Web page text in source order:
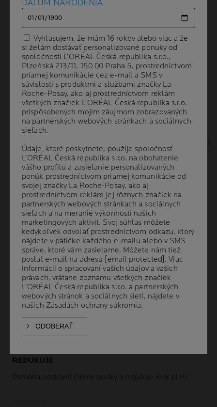
Ďalší panel
OBJEM Volume
200 ml
DERMATOLÓGMI
Intenzívne čistí mastnú pleť, hĺbkovo uvoľňuje
póry a odstraňuje nadbytočný kožný maz.
Pomáha odstraňovať pretrvávajúce
nedokonalosti pleti vrátane stôp po akné a
predchádzať ich opätovnému výskytu.
Pomáha odstrániť odumreté kožné bunky bez
podráždenia pleti.
PREUKÁZANÉ BENEFITY
REDUKUJE
Pomáha odstrániť čierne bodky a reguluje lesk pleti.
DÁTUM NARODENIA
Vyhlasujem, že mám 16 rokov alebo viac a že
si želám dostávať personalizované ponuky od
spoločnosti L’ORÉAL Česká republika s.r.o.,
Plzeňská 213/11, 150 00 Praha 5, prostredníctvom
priamej komunikácie cez e-mail a SMS v
súvislosti s produktmi a službami značky La
Roche-Posay, ako aj prostredníctvom reklám
všetkých značiek L’ORÉAL Česká republika s.r.o.
prispôsobených mojim záujmom zobrazovaných
na partnerských webových stránkach a sociálnych
sieťach.
Údaje, ktoré poskytnete, použije spoločnosť
L’ORÉAL Česká republika s.r.o. na obohatenie
vášho profilu a zasielanie personalizovaných
ponúk prostredníctvom priamej komunikácie od
svojej značky La Roche-Posay, ako aj
prostredníctvom reklám jej rôznych značiek na
partnerských webových stránkach a sociálnych
sieťach a na meranie výkonnosti našich
marketingových aktivít. Svoj súhlas môžete
kedykoľvek odvolať prostredníctvom odkazu, ktorý
nájdete v pätičke každého e-mailu alebo v SMS
správe, ktoré vám zasielame. Môžete nám tiež
poslať e-mail na adresu
[email protected] . Viac
informácií o spracovaní vašich údajov a vašich
právach, vrátane zoznamu všetkých značiek
L’ORÉAL Česká republika s.r.o. a partnerských
webových stránok a sociálnych sietí, nájdete v
našich Zásadách ochrany súkromia.
DÁTUM NARODENIA
Vyhlasujem, že mám 16 rokov alebo viac a že
si želám dostávať personalizované ponuky od
spoločnosti L’ORÉAL Česká republika s.r.o.,
Plzeňská 213/11, 150 00 Praha 5, prostredníctvom
priamej komunikácie cez e-mail a SMS v
súvislosti s produktmi a službami značky La
Roche-Posay, ako aj prostredníctvom reklám
všetkých značiek L’ORÉAL Česká republika s.r.o.
prispôsobených mojim záujmom zobrazovaných
na partnerských webových stránkach a sociálnych
sieťach.
Údaje, ktoré poskytnete, použije spoločnosť
L’ORÉAL Česká republika s.r.o. na obohatenie
vášho profilu a zasielanie personalizovaných
ponúk prostredníctvom priamej komunikácie od
svojej značky La Roche-Posay, ako aj
prostredníctvom reklám jej rôznych značiek na
partnerských webových stránkach a sociálnych
sieťach a na meranie výkonnosti našich
marketingových aktivít. Svoj súhlas môžete
kedykoľvek odvolať prostredníctvom odkazu, ktorý
nájdete v pätičke každého e-mailu alebo v SMS
správe, ktoré vám zasielame. Môžete nám tiež
poslať e-mail na adresu
[email protected] . Viac
informácií o spracovaní vašich údajov a vašich
právach, vrátane zoznamu všetkých značiek
L’ORÉAL Česká republika s.r.o. a partnerských
webových stránok a sociálnych sietí, nájdete v
našich Zásadách ochrany súkromia.